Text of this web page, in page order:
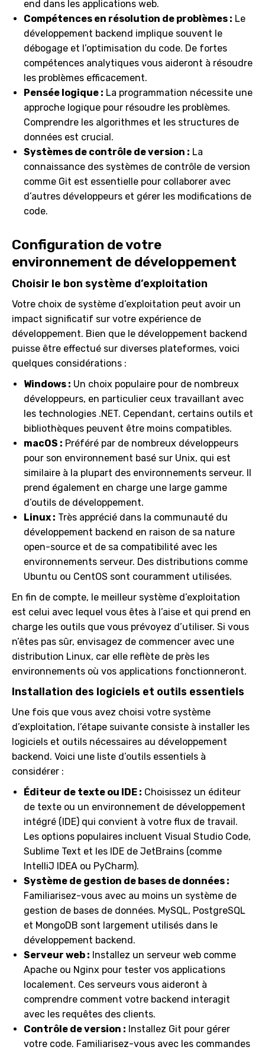
end dans les applications web.
Compétences en résolution de problèmes : Le
développement backend implique souvent le
débogage et l’optimisation du code. De fortes
compétences analytiques vous aideront à résoudre
les problèmes efficacement.
Pensée logique : La programmation nécessite une
approche logique pour résoudre les problèmes.
Comprendre les algorithmes et les structures de
données est crucial.
Systèmes de contrôle de version : La
connaissance des systèmes de contrôle de version
comme Git est essentielle pour collaborer avec
d’autres développeurs et gérer les modifications de
code.
Configuration de votre
environnement de développement
Choisir le bon système d’exploitation
Votre choix de système d’exploitation peut avoir un
impact significatif sur votre expérience de
développement. Bien que le développement backend
puisse être effectué sur diverses plateformes, voici
quelques considérations :
Windows : Un choix populaire pour de nombreux
développeurs, en particulier ceux travaillant avec
les technologies .NET. Cependant, certains outils et
bibliothèques peuvent être moins compatibles.
macOS : Préféré par de nombreux développeurs
pour son environnement basé sur Unix, qui est
similaire à la plupart des environnements serveur. Il
prend également en charge une large gamme
d’outils de développement.
Linux : Très apprécié dans la communauté du
développement backend en raison de sa nature
open-source et de sa compatibilité avec les
environnements serveur. Des distributions comme
Ubuntu ou CentOS sont couramment utilisées.
En fin de compte, le meilleur système d’exploitation
est celui avec lequel vous êtes à l’aise et qui prend en
charge les outils que vous prévoyez d’utiliser. Si vous
n’êtes pas sûr, envisagez de commencer avec une
distribution Linux, car elle reflète de près les
environnements où vos applications fonctionneront.
Installation des logiciels et outils essentiels
Une fois que vous avez choisi votre système
d’exploitation, l’étape suivante consiste à installer les
logiciels et outils nécessaires au développement
backend. Voici une liste d’outils essentiels à
considérer :
Éditeur de texte ou IDE : Choisissez un éditeur
de texte ou un environnement de développement
intégré (IDE) qui convient à votre flux de travail.
Les options populaires incluent Visual Studio Code,
Sublime Text et les IDE de JetBrains (comme
IntelliJ IDEA ou PyCharm).
Système de gestion de bases de données :
Familiarisez-vous avec au moins un système de
gestion de bases de données. MySQL, PostgreSQL
et MongoDB sont largement utilisés dans le
développement backend.
Serveur web : Installez un serveur web comme
Apache ou Nginx pour tester vos applications
localement. Ces serveurs vous aideront à
comprendre comment votre backend interagit
avec les requêtes des clients.
Contrôle de version : Installez Git pour gérer
votre code. Familiarisez-vous avec les commandes